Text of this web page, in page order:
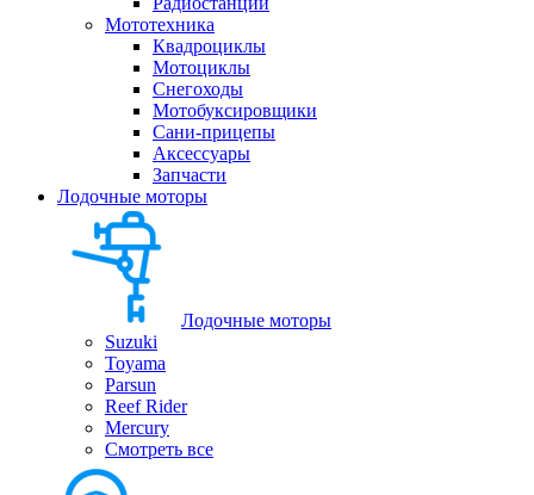
Мототехника
Квадроциклы
Мотоциклы
Снегоходы
Мотобуксировщики
Сани-прицепы
Аксессуары
Запчасти
Лодочные моторы
Лодочные моторы
Suzuki
Toyama
Parsun
Reef Rider
Mercury
Смотреть все